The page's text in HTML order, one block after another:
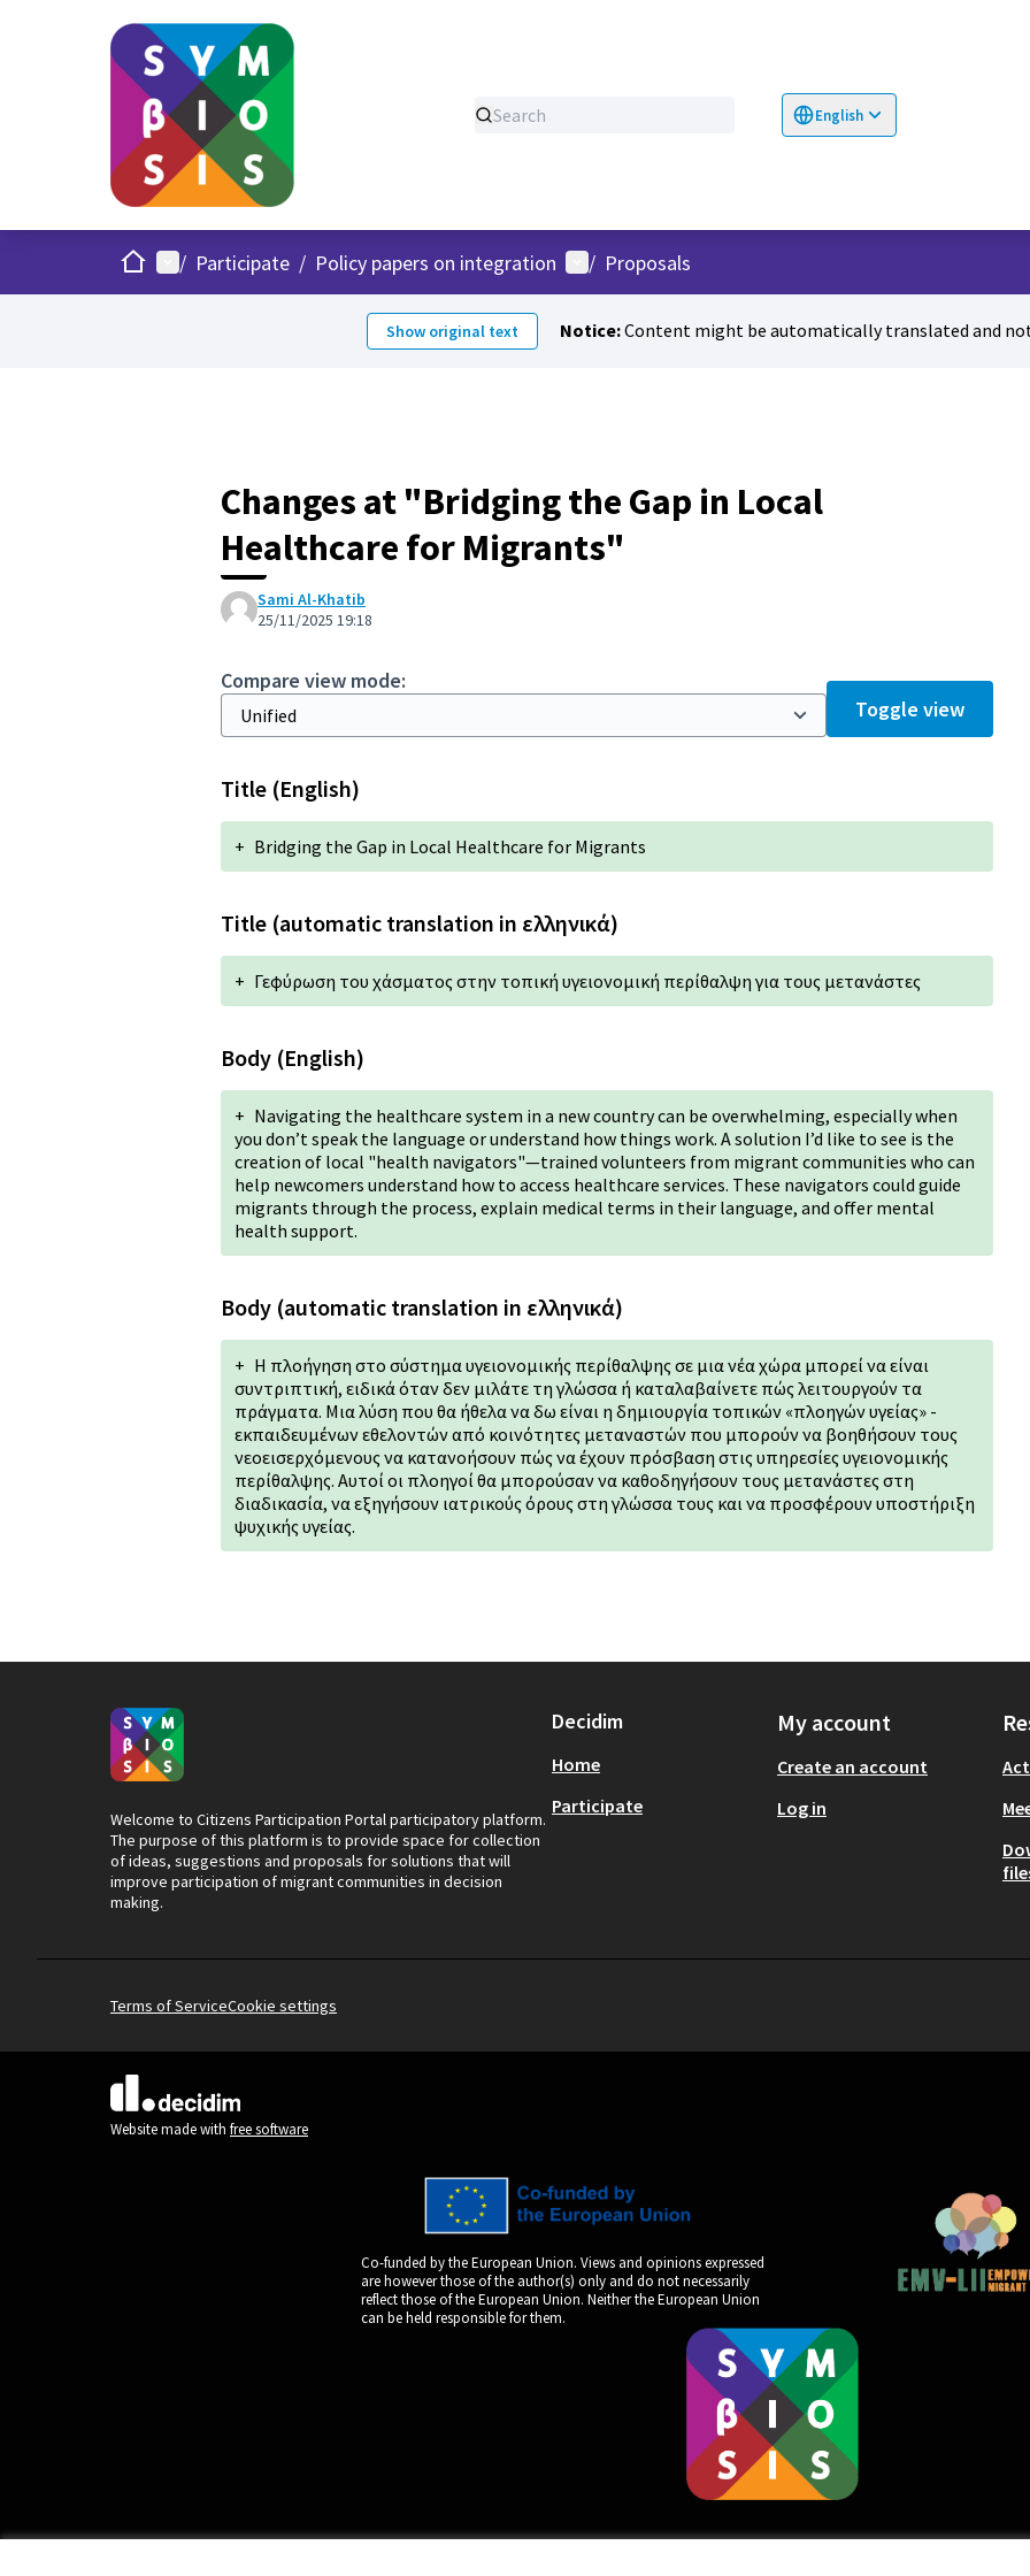
English
Choose language
HomeMain menu
/ Participate / Policy papers on integration User menu
/ Proposals
Show original text Notice:Content might be automatically translated and not
Changes at "Bridging the Gap in Local
Healthcare for Migrants"
Sami Al-Khatib
25/11/2025 19:18
Compare view mode:
Toggle view
Title (English)
+ Bridging the Gap in Local Healthcare for Migrants
Title (automatic translation in ελληνικά)
+ Γεφύρωση του χάσματος στην τοπική υγειονομική περίθαλψη για τους μετανάστες
Body (English)
+ Navigating the healthcare system in a new country can be overwhelming, especially when
you don’t speak the language or understand how things work. A solution I’d like to see is the
creation of local "health navigators"—trained volunteers from migrant communities who can
help newcomers understand how to access healthcare services. These navigators could guide
migrants through the process, explain medical terms in their language, and offer mental
health support.
Body (automatic translation in ελληνικά)
+ Η πλοήγηση στο σύστημα υγειονομικής περίθαλψης σε μια νέα χώρα μπορεί να είναι
συντριπτική, ειδικά όταν δεν μιλάτε τη γλώσσα ή καταλαβαίνετε πώς λειτουργούν τα
πράγματα. Μια λύση που θα ήθελα να δω είναι η δημιουργία τοπικών «πλοηγών υγείας» -
εκπαιδευμένων εθελοντών από κοινότητες μεταναστών που μπορούν να βοηθήσουν τους
νεοεισερχόμενους να κατανοήσουν πώς να έχουν πρόσβαση στις υπηρεσίες υγειονομικής
περίθαλψης. Αυτοί οι πλοηγοί θα μπορούσαν να καθοδηγήσουν τους μετανάστες στη
διαδικασία, να εξηγήσουν ιατρικούς όρους στη γλώσσα τους και να προσφέρουν υποστήριξη
ψυχικής υγείας.
Welcome to Citizens Participation Portal participatory platform.
The purpose of this platform is to provide space for collection
of ideas, suggestions and proposals for solutions that will
improve participation of migrant communities in decision
making.
Decidim
Home
Participate
My account
Create an account
Log in
Terms of ServiceCookie settings
(External link)
Website made with free software
Co-funded by the European Union. Views and opinions expressed
are however those of the author(s) only and do not necessarily
reflect those of the European Union. Neither the European Union
can be held responsible for them.